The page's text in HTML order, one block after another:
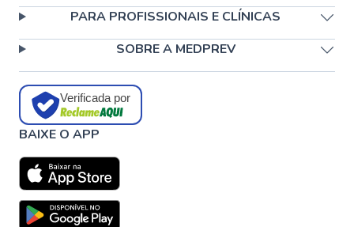
PARA PROFISSIONAIS E CLÍNICAS
SOBRE A MEDPREV
Verificada por
BAIXE O APP